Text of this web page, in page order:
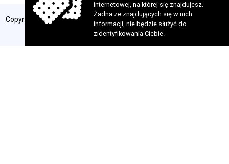
Copyright 2024 © Fundacja Szansa dla Niewidomych. Wszelkie prawa
zastrzeżone. Realizacja:
perfekcyjneStrony.pl
internetowej, na której się znajdujesz.
Żadna ze znajdujących się w nich
informacji, nie będzie służyć do
zidentyfikowania Ciebie.